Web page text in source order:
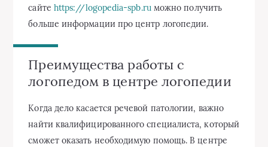
сайте https://logopedia-spb.ruможно получить
больше информации про центр логопедии.
Преимущества работы с
логопедом в центре логопедии
Когда дело касается речевой патологии, важно
найти квалифицированного специалиста, который
сможет оказать необходимую помощь. В центре